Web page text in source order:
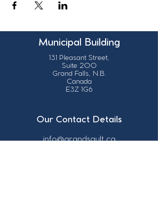
Municipal Building
131 Pleasant Street,
Suite 200
Grand Falls, N.B.
Canada
E3Z 1G6
Our Contact Details
info@grandsault.ca